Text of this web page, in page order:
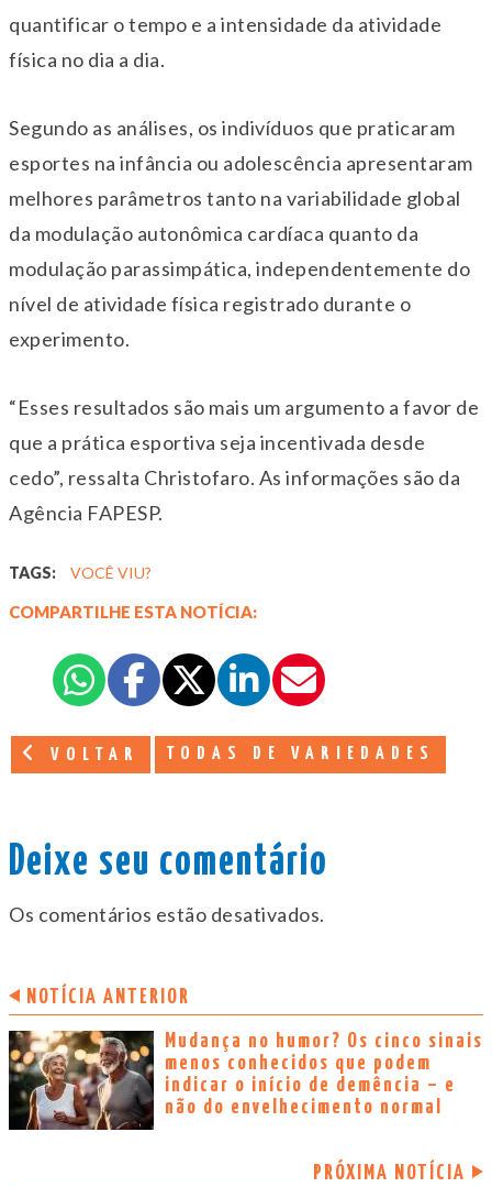
quantificar o tempo e a intensidade da atividade
física no dia a dia.
Segundo as análises, os indivíduos que praticaram
esportes na infância ou adolescência apresentaram
melhores parâmetros tanto na variabilidade global
da modulação autonômica cardíaca quanto da
modulação parassimpática, independentemente do
nível de atividade física registrado durante o
experimento.
“Esses resultados são mais um argumento a favor de
que a prática esportiva seja incentivada desde
cedo”, ressalta Christofaro. As informações são da
Agência FAPESP.
TAGS: VOCÊ VIU?
COMPARTILHE ESTA NOTÍCIA:
VOLTAR TODAS DE VARIEDADES
Deixe seu comentário
Os comentários estão desativados.
NOTÍCIA ANTERIOR
Mudança no humor? Os cinco sinais
menos conhecidos que podem
indicar o início de demência – e
não do envelhecimento normal
PRÓXIMA NOTÍCIA